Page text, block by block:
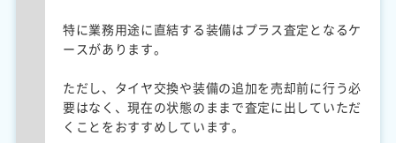
特に業務用途に直結する装備はプラス査定となるケ
ースがあります。
ただし、タイヤ交換や装備の追加を売却前に行う必
要はなく、現在の状態のままで査定に出していただ
くことをおすすめしています。